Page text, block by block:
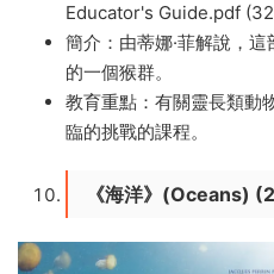
Educator's Guide.pdf
簡介：由蒂娜·菲解說，
的一個猴群。
教育重點：有關靈長類動
臨的挑戰的課程。
《海洋》(Oceans)